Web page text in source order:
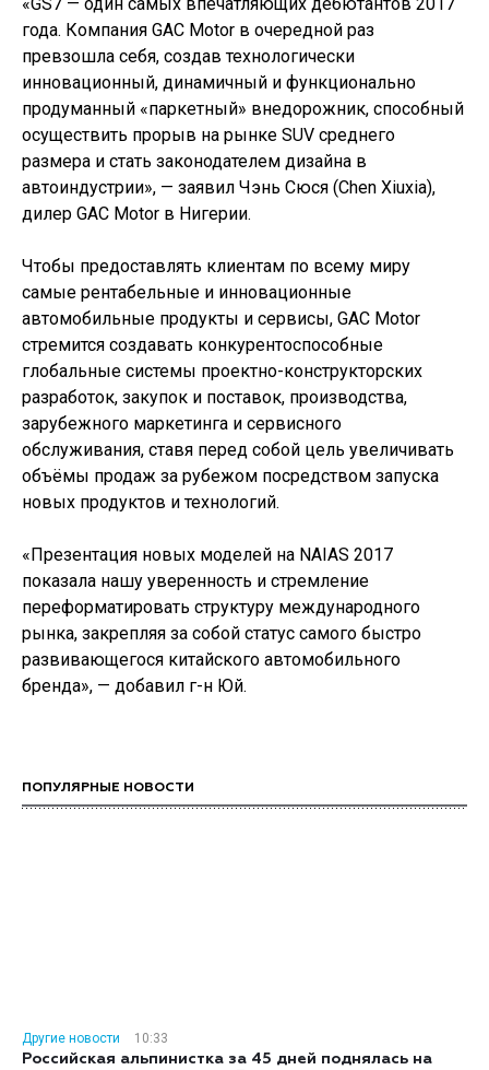
«GS7 — один самых впечатляющих дебютантов 2017
года. Компания GAC Motor в очередной раз
превзошла себя, создав технологически
инновационный, динамичный и функционально
продуманный «паркетный» внедорожник, способный
осуществить прорыв на рынке SUV среднего
размера и стать законодателем дизайна в
автоиндустрии», — заявил Чэнь Сюся (Chen Xiuxia),
дилер GAC Motor в Нигерии.
Чтобы предоставлять клиентам по всему миру
самые рентабельные и инновационные
автомобильные продукты и сервисы, GAC Motor
стремится создавать конкурентоспособные
глобальные системы проектно-конструкторских
разработок, закупок и поставок, производства,
зарубежного маркетинга и сервисного
обслуживания, ставя перед собой цель увеличивать
объёмы продаж за рубежом посредством запуска
новых продуктов и технологий.
«Презентация новых моделей на NAIAS 2017
показала нашу уверенность и стремление
переформатировать структуру международного
рынка, закрепляя за собой статус самого быстро
развивающегося китайского автомобильного
бренда», — добавил г-н Юй.
ПОПУЛЯРНЫЕ НОВОСТИ
Другие новости
10:33
Российская альпинистка за 45 дней поднялась на